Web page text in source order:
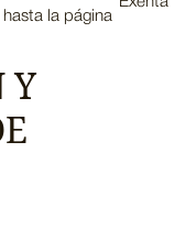
hasta la página
Y